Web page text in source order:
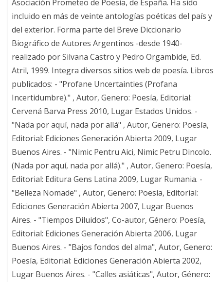
Asociación Prometeo de Poesía, de España. Ha sido
incluido en más de veinte antologías poéticas del país y
del exterior. Forma parte del Breve Diccionario
Biográfico de Autores Argentinos -desde 1940-
realizado por Silvana Castro y Pedro Orgambide, Ed.
Atril, 1999. Integra diversos sitios web de poesía. Libros
publicados: - "Profane Uncertainties (Profana
Incertidumbre)." , Autor, Genero: Poesía, Editorial:
Cervená Barva Press 2010, Lugar Estados Unidos. -
"Nada por aquí, nada por allá" , Autor, Genero: Poesía,
Editorial: Ediciones Generación Abierta 2009, Lugar
Buenos Aires. - "Nimic Pentru Aici, Nimic Petru Dincolo.
(Nada por aquí, nada por allá)." , Autor, Genero: Poesía,
Editorial: Editura Gens Latina 2009, Lugar Rumania. -
"Belleza Nomade" , Autor, Genero: Poesía, Editorial:
Ediciones Generación Abierta 2007, Lugar Buenos
Aires. - "Tiempos Diluidos", Co-autor, Género: Poesía,
Editorial: Ediciones Generación Abierta 2006, Lugar
Buenos Aires. - "Bajos fondos del alma", Autor, Genero:
Poesía, Editorial: Ediciones Generación Abierta 2002,
Lugar Buenos Aires. - "Calles asiáticas", Autor, Género: